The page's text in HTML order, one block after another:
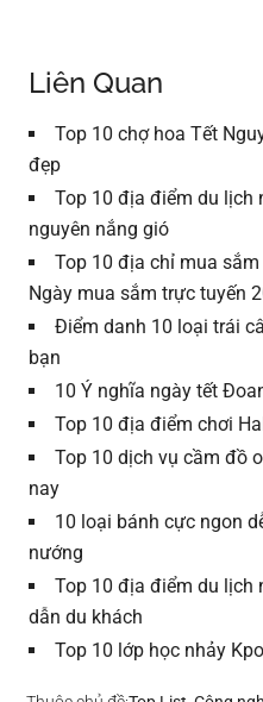
Liên Quan
Top 10 chợ hoa Tết
đẹp
Top 10 địa điểm du lịch
nguyên nắng gió
Top 10 địa chỉ mua
Ngày mua sắm trực tuyến
Điểm danh 10 loại trái
bạn
10 Ý nghĩa ngày tết
Top 10 địa điểm chơi
Top 10 dịch vụ cầm đồ
nay
10 loại bánh cực ngon
nướng
Top 10 địa điểm du lịch
dẫn du khách
Top 10 lớp học nhảy